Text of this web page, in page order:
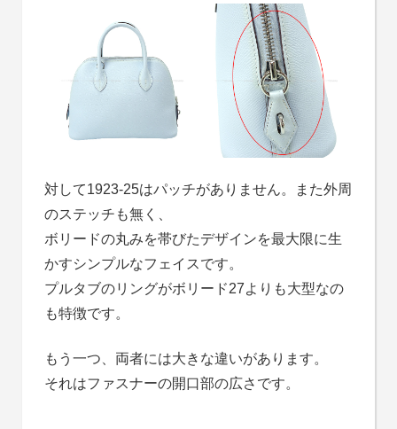
対して1923-25はパッチがありません。また外周
のステッチも無く、
ボリードの丸みを帯びたデザインを最大限に生
かすシンプルなフェイスです。
プルタブのリングがボリード27よりも大型なの
も特徴です。
もう一つ、両者には大きな違いがあります。
それはファスナーの開口部の広さです。